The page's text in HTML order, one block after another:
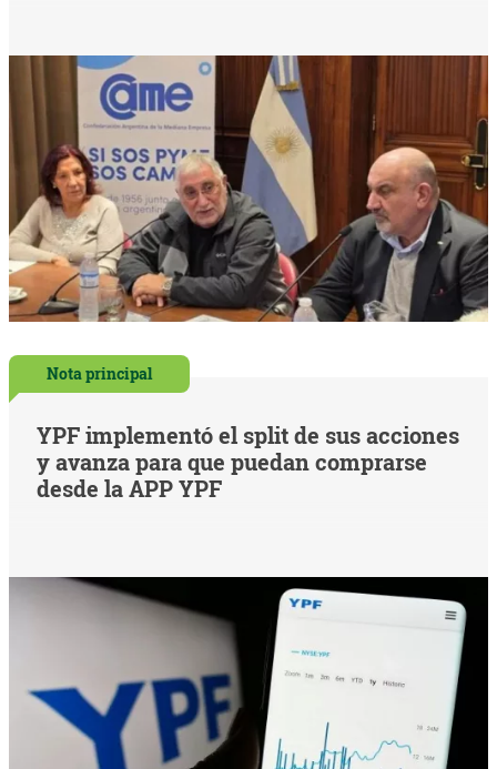
Nota principal
YPF implementó el split de sus acciones
y avanza para que puedan comprarse
desde la APP YPF